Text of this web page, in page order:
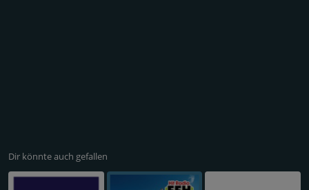
Dir könnte auch gefallen